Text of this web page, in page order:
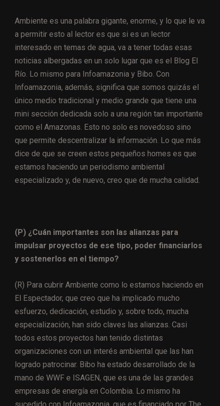
Ambiente es una palabra gigante, enorme, y lo que le va
a permitir esto al lector es que si es un lector
interesado en temas de agua, va a tener todas esas
noticias albergadas en un solo lugar que es el Blog El
Río. Lo mismo para Infoamazonia y Bibo. Con
Infoamazonia, además, significa que somos quizás el
único medio tradicional y medio grande que tiene una
mini sección dedicada solo a una región tan importante
como el Amazonas. Esto no solo es novedoso sino
que permite descentralizar la información. Lo que más
dice de que se creen estos pequeños homes es que
estamos haciendo un periodismo ambiental
especializado y, de nuevo, creo que de mucha calidad.
(P) ¿Cuán importantes son las alianzas para
impulsar proyectos de ese tipo, poder financiarlos
y sostenerlos en el tiempo?
(R) Para cubrir Ambiente como lo estamos haciendo en
El Espectador, que creo que ha implicado mucho
esfuerzo, dedicación, estudio y, sobre todo, mucha
especialización, han sido claves las alianzas. Casi
todos estos proyectos han tenido distintas
organizaciones con un interés ambiental que las han
logrado patrocinar. Bibo ha estado desarrollado de la
mano de WWF e ISAGEN, que es una de las grandes
empresas de energía en Colombia. Lo mismo ha